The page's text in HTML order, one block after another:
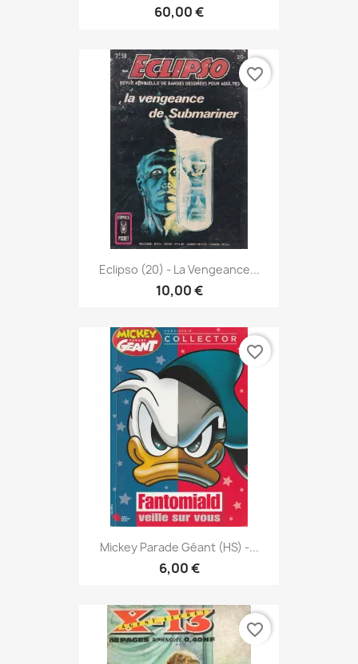
60,00 €
Eclipso (20) - La Vengeance...
10,00 €
favorite_border
Mickey Parade Géant (HS) -...
6,00 €
favorite_border
favorite_border